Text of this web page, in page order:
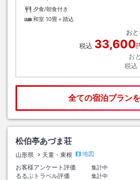
夕食/朝食付き
和室 10畳＋踏込
お
税込 33,600
お
税込
全ての宿泊プラン
松伯亭あづま荘
山形県 天童・東根
地図
お客様アンケート評価
集計中
るるぶトラベル評価
集計中